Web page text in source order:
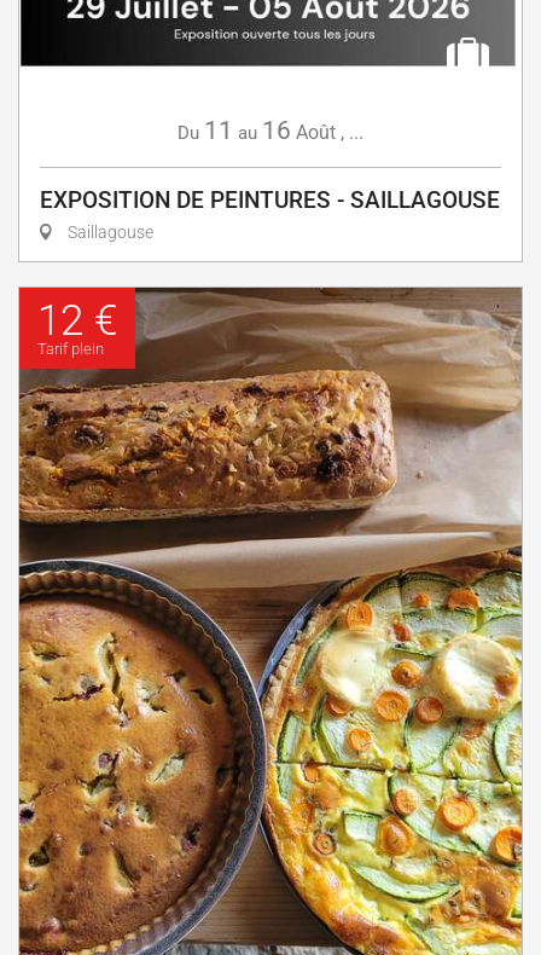
Du 11 au 16 Août , ...
EXPOSITION DE PEINTURES - SAILLAGOUSE
Saillagouse
12 €
Tarif plein